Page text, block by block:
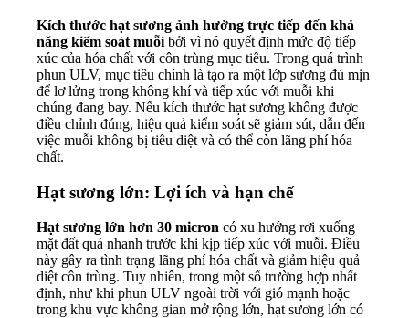
Kích thước hạt sương ảnh hưởng trực tiếp đến khả
năng kiểm soát muỗi bởi vì nó quyết định mức độ tiếp
xúc của hóa chất với côn trùng mục tiêu. Trong quá trình
phun ULV, mục tiêu chính là tạo ra một lớp sương đủ mịn
để lơ lửng trong không khí và tiếp xúc với muỗi khi
chúng đang bay. Nếu kích thước hạt sương không được
điều chỉnh đúng, hiệu quả kiểm soát sẽ giảm sút, dẫn đến
việc muỗi không bị tiêu diệt và có thể còn lãng phí hóa
chất.
Hạt sương lớn: Lợi ích và hạn chế
Hạt sương lớn hơn 30 micron có xu hướng rơi xuống
mặt đất quá nhanh trước khi kịp tiếp xúc với muỗi. Điều
này gây ra tình trạng lãng phí hóa chất và giảm hiệu quả
diệt côn trùng. Tuy nhiên, trong một số trường hợp nhất
định, như khi phun ULV ngoài trời với gió mạnh hoặc
trong khu vực không gian mở rộng lớn, hạt sương lớn có